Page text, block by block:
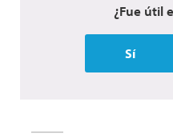
¿Fue útil
Sí